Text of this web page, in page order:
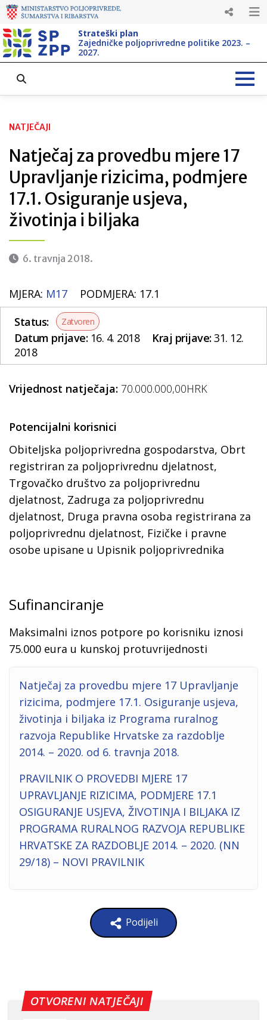
Strateški plan
Zajedničke poljoprivredne politike 2023. –
2027.
NATJEČAJI
Natječaj za provedbu mjere 17
Upravljanje rizicima, podmjere
17.1. Osiguranje usjeva,
životinja i biljaka
6. travnja 2018.
MJERA: M17
PODMJERA: 17.1
Status:
Zatvoren
Datum prijave:16. 4. 2018 Kraj prijave:31. 12.
2018
Vrijednost natječaja: 70.000.000,00HRK
Potencijalni korisnici
Obiteljska poljoprivredna gospodarstva, Obrt
registriran za poljoprivrednu djelatnost,
Trgovačko društvo za poljoprivrednu
djelatnost, Zadruga za poljoprivrednu
djelatnost, Druga pravna osoba registrirana za
poljoprivrednu djelatnost, Fizičke i pravne
osobe upisane u Upisnik poljoprivrednika
Sufinanciranje
Maksimalni iznos potpore po korisniku iznosi
75.000 eura u kunskoj protuvrijednosti
Natječaj za provedbu mjere 17 Upravljanje
rizicima, podmjere 17.1. Osiguranje usjeva,
životinja i biljaka iz Programa ruralnog
razvoja Republike Hrvatske za razdoblje
2014. – 2020. od 6. travnja 2018.
PRAVILNIK O PROVEDBI MJERE 17
UPRAVLJANJE RIZICIMA, PODMJERE 17.1
OSIGURANJE USJEVA, ŽIVOTINJA I BILJAKA IZ
PROGRAMA RURALNOG RAZVOJA REPUBLIKE
HRVATSKE ZA RAZDOBLJE 2014. – 2020. (NN
29/18) – NOVI PRAVILNIK
Podijeli
OTVORENI NATJEČAJI